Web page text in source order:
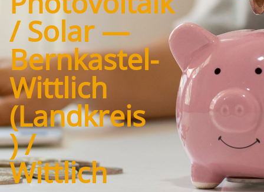
/ Solar —
Bernkastel-
Wittlich
(Landkreis
) /
Wittlich